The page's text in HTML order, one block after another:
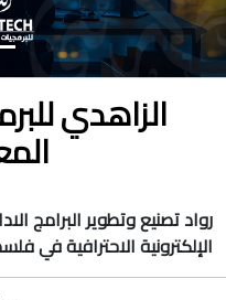
الزاهدي
رواد تصنيع وتطوير البرامج
الإلكترونية الاحترافية في